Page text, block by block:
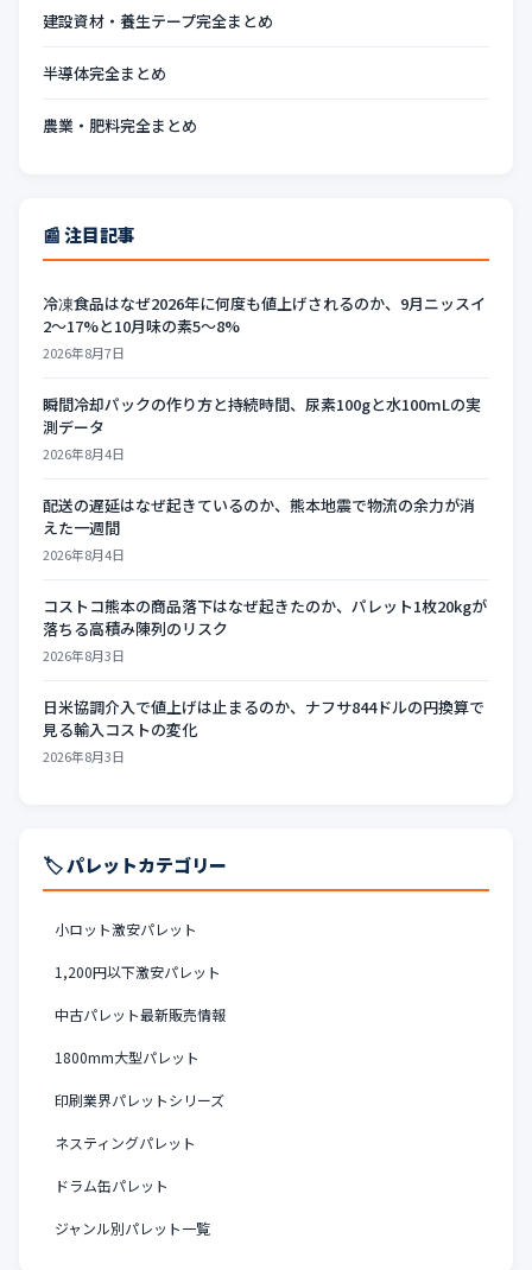
建設資材・養生テープ完全まとめ
半導体完全まとめ
農業・肥料完全まとめ
📰 注目記事
冷凍食品はなぜ2026年に何度も値上げされるのか、9月ニッスイ
2〜17%と10月味の素5〜8%
2026年8月7日
瞬間冷却パックの作り方と持続時間、尿素100gと水100mLの実
測データ
2026年8月4日
配送の遅延はなぜ起きているのか、熊本地震で物流の余力が消
えた一週間
2026年8月4日
コストコ熊本の商品落下はなぜ起きたのか、パレット1枚20kgが
落ちる高積み陳列のリスク
2026年8月3日
日米協調介入で値上げは止まるのか、ナフサ844ドルの円換算で
見る輸入コストの変化
2026年8月3日
🏷️ パレットカテゴリー
小ロット激安パレット
1,200円以下激安パレット
中古パレット最新販売情報
1800mm大型パレット
印刷業界パレットシリーズ
ネスティングパレット
ドラム缶パレット
ジャンル別パレット一覧